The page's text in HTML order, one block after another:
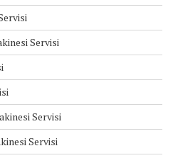
Servisi
Servisi
Servisi